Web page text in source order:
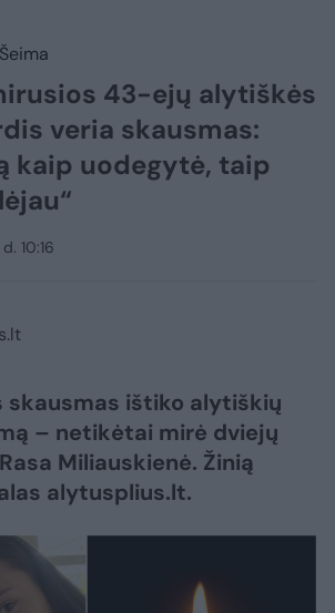
Šeima
43-ejų alytiškės
veria skausmas:
kaip uodegytė, taip
10:16
skausmas ištiko alytiškių
– netikėtai mirė dviejų
Miliauskienė. Žinią
alytusplius.lt.